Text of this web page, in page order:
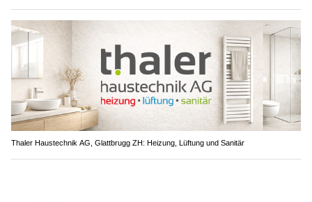
Thaler Haustechnik AG, Glattbrugg ZH: Heizung, Lüftung und Sanitär